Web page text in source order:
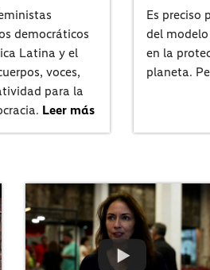
democráticos
Latina y el
voces,
para la
Leer más
Es preciso
del
en la
planeta.